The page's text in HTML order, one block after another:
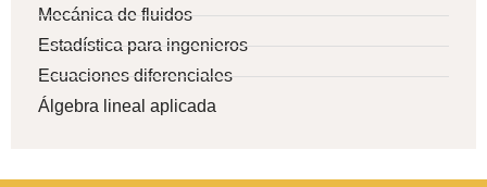
Mecánica de fluidos
Estadística para ingenieros
Ecuaciones diferenciales
Álgebra lineal aplicada